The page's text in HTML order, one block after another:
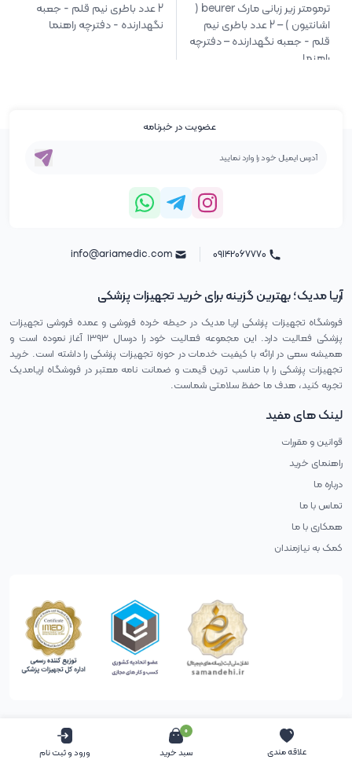
ترمومتر زیر زبانی مارک beurer (
اشانتیون ) – 2 عدد باطری نیم
قلم - جعبه نگهدارنده – دفترچه
راهنما
2 عدد باطری نیم قلم - جعبه
نگهدارنده - دفترچه راهنما
علاقه مندی
0
سبد خرید ورود و ثبت نام
عضویت در خبرنامه
آریا مدیک؛ بهترین گزینه برای خرید تجهیزات پزشکی
فروشگاه تجهیزات پزشکی اریا مدیک در حیطه خرده فروشی و عمده فروشی تجهیزات
پزشکی فعالیت دارد. این مجموعه فعالیت خود را درسال ۱۳۹۳ آغاز نموده است و
همیشه سعی در ارائه با کیفیت خدمات در حوزه تجهیزات پزشکی را داشته است. خرید
تجهیزات پزشکی را با مناسب ترین قیمت و ضمانت نامه معتبر در فروشگاه اریامدیک
تجربه کنید، هدف ما حفظ سلامتی شماست.
لینک های مفید
قوانین و مقررات
راهنمای خرید
درباره ما
تماس با ما
همکاری با ما
کمک به نیازمندان
حقوق طراح محفوظ است (طراحی با آب پرتغال)